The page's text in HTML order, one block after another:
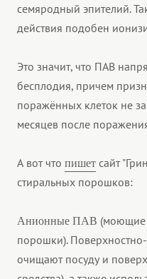
семяродный эпителий.
действия подобен
Это значит, что ПАВ
бесплодия, причем
поражённых клеток не
месяцев после
А вот что пишет сайт
стиральных порошков:
Анионные ПАВ (моющие
порошки).
очищают посуду и